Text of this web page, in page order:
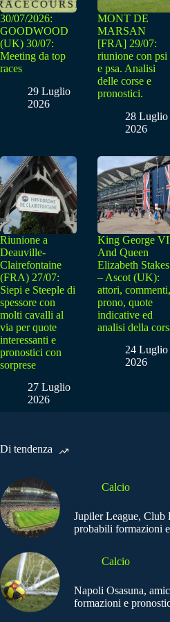
30/07/2026:
GOODWOOD
(UK) 30/07:
Meeting da top
races
29 Luglio
2026
MONT DE
MARSAN
[FRA] 29/07:
riunione con psi
e psa. Analisi
delle corse e
pronostici.
28 Luglio
2026
Riunione a
Deauville-
Clairefontaine
(FRA) 27/07:
Siepi e Steeple di
spessore con
molti cavalli al
via per quote
interessanti e
pronostici con
sorprese
27 Luglio
2026
King George VI
And Queen
Elizabeth Stakes
– Ascot (UK):
attori, commenti,
prono, quote
indicative ed
analisi della
24 Luglio
2026
Di tendenza
Calcio
Jupiler League,
probabili formazioni
Calcio
Napoli Osasuna,
formazioni e